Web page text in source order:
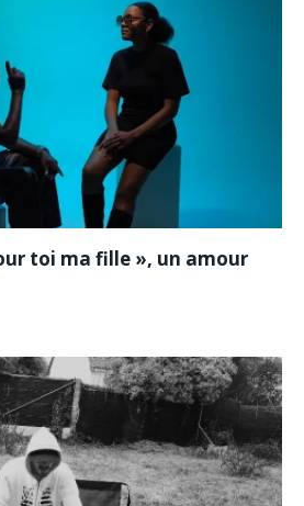
toi ma fille », un amour